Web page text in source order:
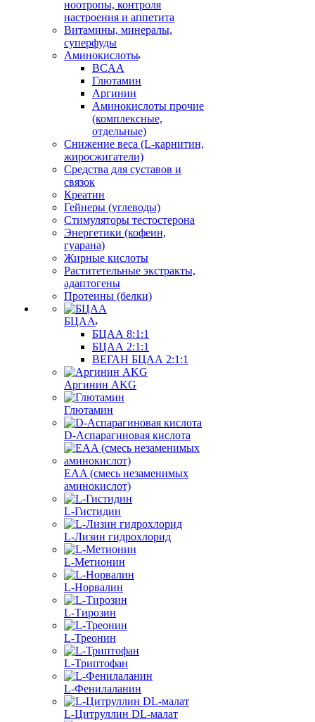
ноотропы, контроля
настроения и аппетита
Витамины, минералы,
суперфуды
Аминокислоты
BCAA
Глютамин
Аргинин
Аминокислоты прочие
(комплексные,
отдельные)
Снижение веса (L-карнитин,
жиросжигатели)
Средства для суставов и
связок
Креатин
Гейнеры (углеводы)
Стимуляторы тестостерона
Энергетики (кофеин,
гуарана)
Жирные кислоты
Раститетельные экстракты,
адаптогены
Протеины (белки)
БЦАА
БЦАА 8:1:1
БЦАА 2:1:1
ВЕГАН БЦАА 2:1:1
Аргинин AKG
Глютамин
D-Аспарагиновая кислота
EAA (смесь незаменимых
аминокислот)
L-Гистидин
L-Лизин гидрохлорид
L-Метионин
L-Норвалин
L-Тирозин
L-Треонин
L-Триптофан
L-Фенилаланин
L-Цитруллин DL-малат